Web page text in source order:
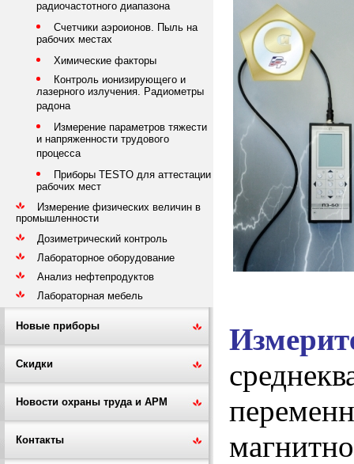
радиочастотного диапазона
Счетчики аэроионов. Пыль на
рабочих местах
Химические факторы
Контроль ионизирующего и
лазерного излучения. Радиометры
радона
Измерение параметров тяжести
и напряженности трудового
процесса
Приборы TESTO для аттестации
рабочих мест
Измерение физических величин в
промышленности
Дозиметрический контроль
Лабораторное оборудование
Анализ нефтепродуктов
Лабораторная мебель
Новые приборы
Скидки
Новости охраны труда и АРМ
Контакты